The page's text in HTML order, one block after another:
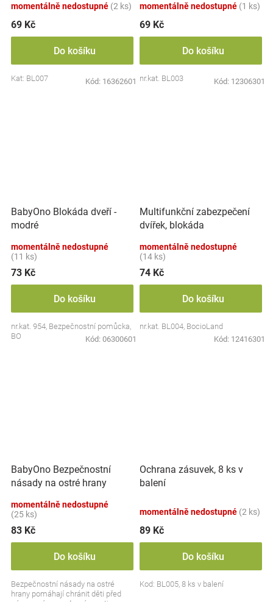
momentálně nedostupné (2 ks)
69 Kč
Do košíku
Kat: BL007 Kód: 16362601
momentálně nedostupné (1 ks)
69 Kč
Do košíku
nr.kat. BL003 Kód: 12306301
BabyOno Blokáda dveří -
modré
momentálně nedostupné
(11 ks)
73 Kč
Do košíku
nr.kat. 954, Bezpečnostní pomůcka,
BO
Kód: 06300601
Multifunkční zabezpečení
dvířek, blokáda
momentálně nedostupné
(14 ks)
74 Kč
Do košíku
nr.kat. BL004, BocioLand
Kód: 12416301
BabyOno Bezpečnostní
násady na ostré hrany
momentálně nedostupné
(25 ks)
83 Kč
Do košíku
Bezpečnostní násady na ostré
hrany pomáhají chránit děti před
Ochrana zásuvek, 8 ks v
balení
momentálně nedostupné (2 ks)
89 Kč
Do košíku
Kod: BL005, 8 ks v balení